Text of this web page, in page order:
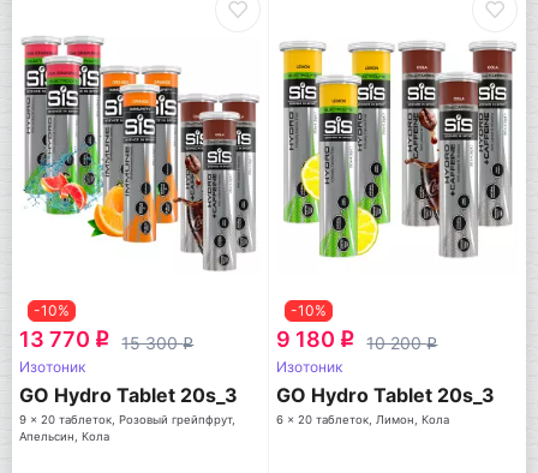
-10%
13 770 q 15 300q
Изотоник
GO Hydro Tablet 20s_3
9 x 20 таблеток, Розовый грейпфрут,
Апельсин, Кола
-10%
9 180 q 10 200q
Изотоник
GO Hydro Tablet 20s_3
6 x 20 таблеток, Лимон, Кола